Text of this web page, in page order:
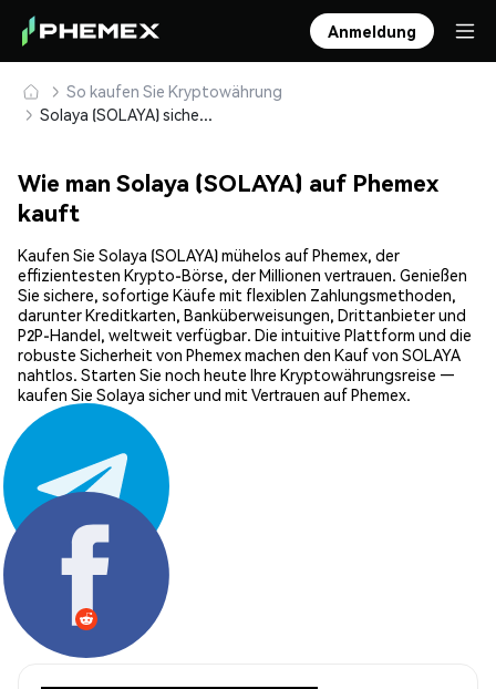
Anmeldung
So kaufen Sie Kryptowährung
Solaya (SOLAYA) sicher kaufen und speichern
Wie man Solaya (SOLAYA) auf Phemex
kauft
Kaufen Sie Solaya (SOLAYA) mühelos auf Phemex, der
effizientesten Krypto-Börse, der Millionen vertrauen. Genießen
Sie sichere, sofortige Käufe mit flexiblen Zahlungsmethoden,
darunter Kreditkarten, Banküberweisungen, Drittanbieter und
P2P-Handel, weltweit verfügbar. Die intuitive Plattform und die
robuste Sicherheit von Phemex machen den Kauf von SOLAYA
nahtlos. Starten Sie noch heute Ihre Kryptowährungsreise —
kaufen Sie Solaya sicher und mit Vertrauen auf Phemex.
Teilen: